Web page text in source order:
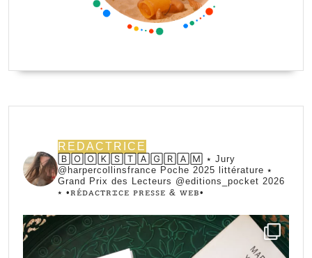
REDACTRICE
🄱🄾🄾🄺🅂🅃🄰🄶🅁🄰🄼 ⭑ Jury
@harpercollinsfrance Poche 2025 littérature ⭑
Grand Prix des Lecteurs @editions_pocket 2026
⭑ •ꭱꭼ́ꭰꭺꮯꭲꭱꮖꮯꭼ ꮲꭱꭼꮪꮪꭼ & ꮃꭼᏼ•